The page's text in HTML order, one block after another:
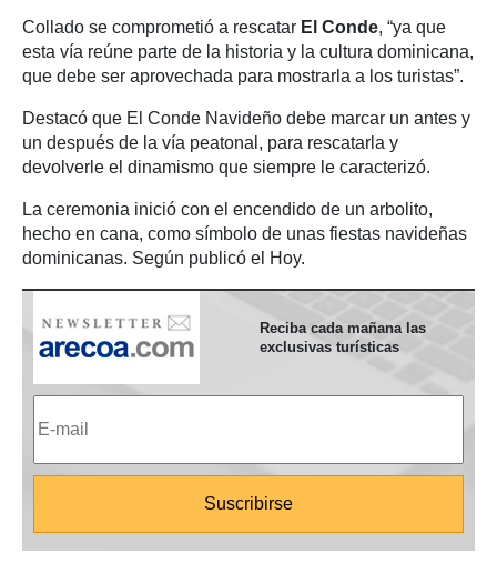
Collado se comprometió a rescatar El Conde, “ya que
esta vía reúne parte de la historia y la cultura dominicana,
que debe ser aprovechada para mostrarla a los turistas”.
Destacó que El Conde Navideño debe marcar un antes y
un después de la vía peatonal, para rescatarla y
devolverle el dinamismo que siempre le caracterizó.
La ceremonia inició con el encendido de un arbolito,
hecho en cana, como símbolo de unas fiestas navideñas
dominicanas. Según publicó el Hoy.
Reciba cada mañana las
exclusivas turísticas